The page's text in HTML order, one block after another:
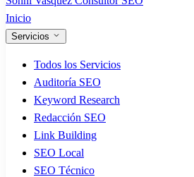
Inicio
Servicios
Todos los Servicios
Auditoría SEO
Keyword Research
Redacción SEO
Link Building
SEO Local
SEO Técnico